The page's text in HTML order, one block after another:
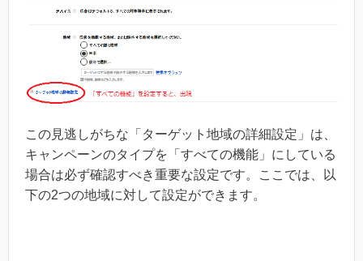
この見逃しがちな「ターゲット地域の詳細設定」は、
キャンペーンのタイプを「すべての機能」にしている
場合は必ず確認すべき重要な設定です。ここでは、以
下の2つの地域に対して設定ができます。